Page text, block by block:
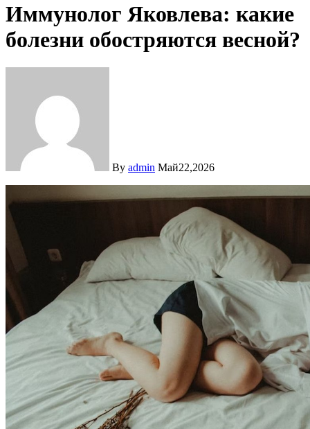
Иммунолог Яковлева: какие
болезни обостряются весной?
By admin Май22,2026